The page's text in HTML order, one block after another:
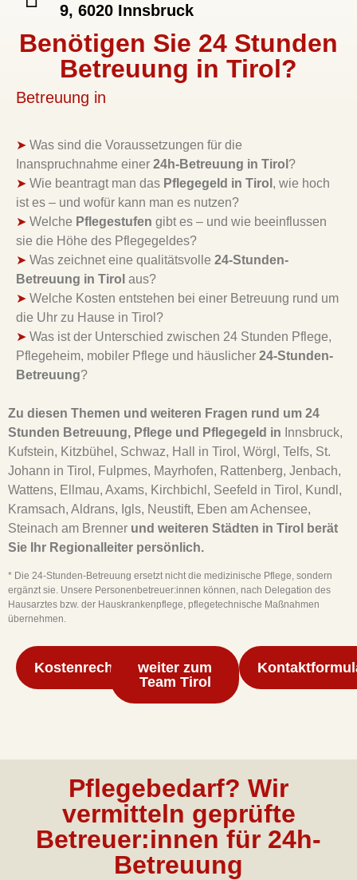
9, 6020 Innsbruck
Benötigen Sie 24 Stunden
Betreuung in Tirol?
Betreuung in
➤ Was sind die Voraussetzungen für die
Inanspruchnahme einer 24h-Betreuung in Tirol ?
➤ Wie beantragt man das Pflegegeld in Tirol , wie hoch
ist es – und wofür kann man es nutzen?
➤ Welche Pflegestufen gibt es – und wie beeinflussen
sie die Höhe des Pflegegeldes?
➤ Was zeichnet eine qualitätsvolle 24-Stunden-
Betreuung in Tirol aus?
➤ Welche Kosten entstehen bei einer Betreuung rund um
die Uhr zu Hause in Tirol?
➤ Was ist der Unterschied zwischen 24 Stunden Pflege,
Pflegeheim, mobiler Pflege und häuslicher 24-Stunden-
Betreuung?
Zu diesen Themen und weiteren Fragen rund um 24
Stunden Betreuung, Pflege und Pflegegeld in Innsbruck,
Kufstein, Kitzbühel, Schwaz, Hall in Tirol, Wörgl, Telfs, St.
Johann in Tirol, Fulpmes, Mayrhofen, Rattenberg, Jenbach,
Wattens, Ellmau, Axams, Kirchbichl, Seefeld in Tirol, Kundl,
Kramsach, Aldrans, Igls, Neustift, Eben am Achensee,
Steinach am Brenner und weiteren Städten in Tirol berät
Sie Ihr Regionalleiter persönlich.
* Die 24-Stunden-Betreuung ersetzt nicht die medizinische Pflege, sondern
ergänzt sie. Unsere Personenbetreuer:innen können, nach Delegation des
Hausarztes bzw. der Hauskrankenpflege, pflegetechnische Maßnahmen
übernehmen.
Kostenrechner
weiter zum
Team Tirol
Pflegebedarf? Wir
vermitteln geprüfte
Betreuer:innen für 24h-
Betreuung